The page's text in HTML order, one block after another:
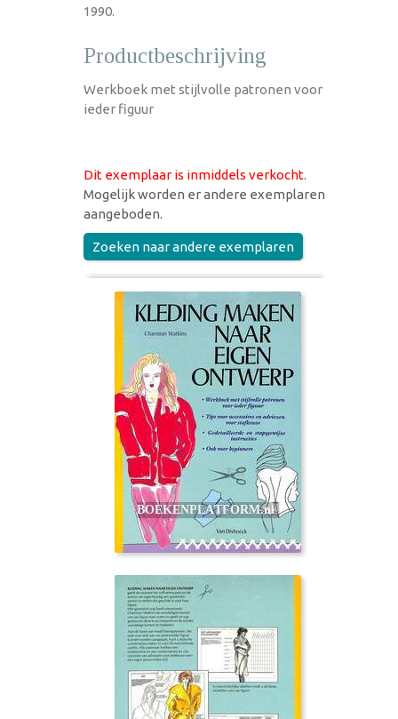
1990.
Productbeschrijving
Werkboek met stijlvolle patronen voor
ieder figuur
Dit exemplaar is inmiddels verkocht.
Mogelijk worden er andere exemplaren
aangeboden.
Zoeken naar andere exemplaren